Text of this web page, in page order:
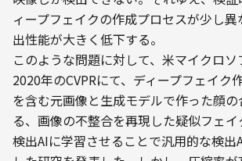
ィープフェイクの作成プロセスが少し
出性能が大きく低下する。
このような問題に対して、米マイクロ
2020年のCVPRにて、ディープフェイク
を含む元画像と生成モデルで作った顔
る、画像の不整合を再現した疑似フェイ
検出AIに学習させることで汎用的な検出